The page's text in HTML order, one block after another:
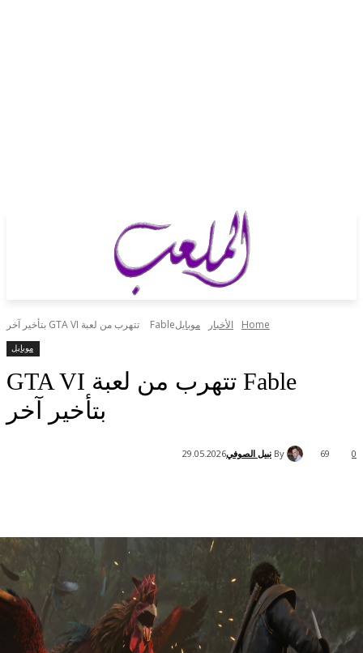
الأخبار موبايلFable تتهرب من لعبة GTA VI بتأخير آخر
Fable تتهرب من لعبة GTA VI
بتأخير آخر
By نبيل الصوفي29.05.2026